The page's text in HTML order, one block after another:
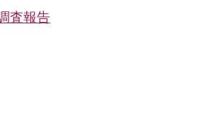
査報告